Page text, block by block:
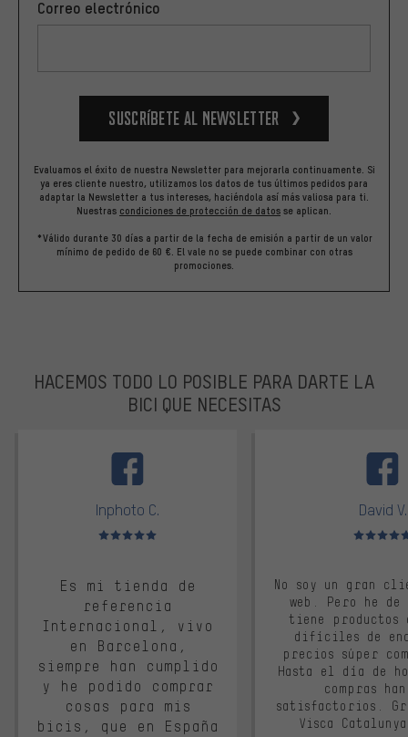
Correo electrónico
Suscríbete al newsletter
Evaluamos el éxito de nuestra Newsletter para mejorarla continuamente. Si
ya eres cliente nuestro, utilizamos los datos de tus últimos pedidos para
adaptar la Newsletter a tus intereses, haciéndola así más valiosa para ti.
Nuestras condiciones de protección de datos se aplican.
*Válido durante 30 días a partir de la fecha de emisión a partir de un valor
mínimo de pedido de 60 €. El vale no se puede combinar con otras
promociones.
HACEMOS TODO LO POSIBLE PARA DARTE LA
BICI QUE NECESITAS
Inphoto C.
Valoración media: 5 de 5
Es mi tienda de
referencia
Internacional, vivo
en Barcelona,
siempre han cumplido
y he podido comprar
cosas para mis
bicis, que en España
David V.
Valoración
No soy un gran
web. Pero he
tiene productos
difíciles de
precios súper
Hasta el día de
compras
satisfactorios.
Visca